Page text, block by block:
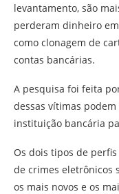
levantamento, são
perderam dinheiro
como clonagem de
contas bancárias.
A pesquisa foi feita
dessas vítimas
instituição bancária
Os dois tipos de
de crimes eletrônicos
os mais novos e os